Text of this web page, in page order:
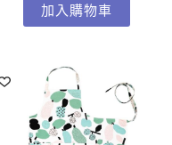
加入購物車